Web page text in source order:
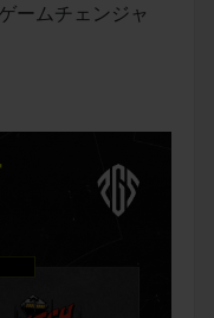
ームチェンジャ